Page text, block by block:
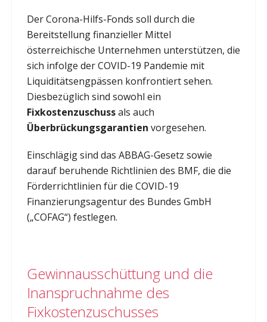
Der Corona-Hilfs-Fonds soll durch die
Bereitstellung finanzieller Mittel
österreichische Unternehmen unterstützen, die
sich infolge der COVID-19 Pandemie mit
Liquiditätsengpässen konfrontiert sehen.
Diesbezüglich sind sowohl ein
Fixkostenzuschussals auch
Überbrückungsgarantien vorgesehen.
Einschlägig sind das ABBAG-Gesetz sowie
darauf beruhende Richtlinien des BMF, die die
Förderrichtlinien für die COVID-19
Finanzierungsagentur des Bundes GmbH
(„COFAG“) festlegen.
Gewinnausschüttung und die
Inanspruchnahme des
Fixkostenzuschusses